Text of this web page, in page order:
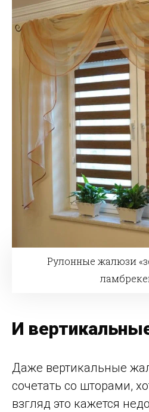
Рулонные жалюзи
И
Даже вертикальные
сочетать со шторами,
взгляд это кажется